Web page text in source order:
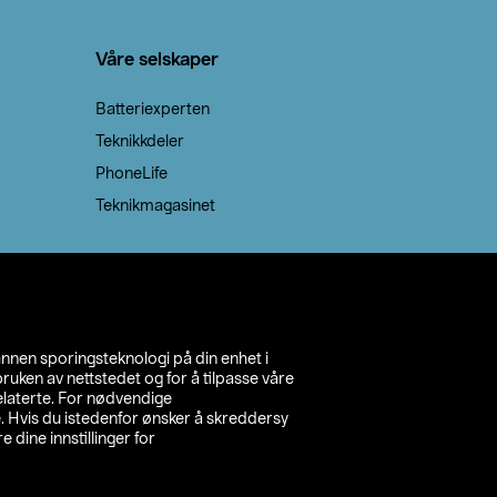
sporingsteknologi på din enhet i
av nettstedet og for å tilpasse våre
For nødvendige
Hvis du istedenfor ønsker å skreddersy
dine innstillinger for
Våre selskaper
Batteriexperten
Teknikkdeler
PhoneLife
Teknikmagasinet